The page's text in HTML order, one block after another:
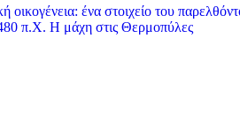
οικογένεια: ένα στοιχείο του
π.Χ. Η μάχη στις Θερμοπύλες